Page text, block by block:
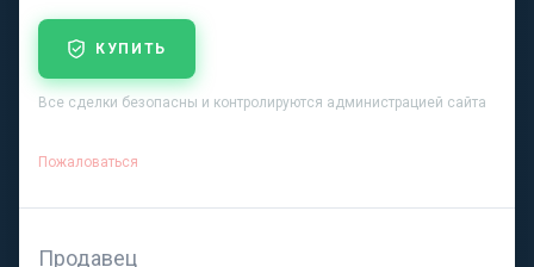
КУПИТЬ
Все сделки безопасны и контролируются администрацией сайта
Пожаловаться
Продавец